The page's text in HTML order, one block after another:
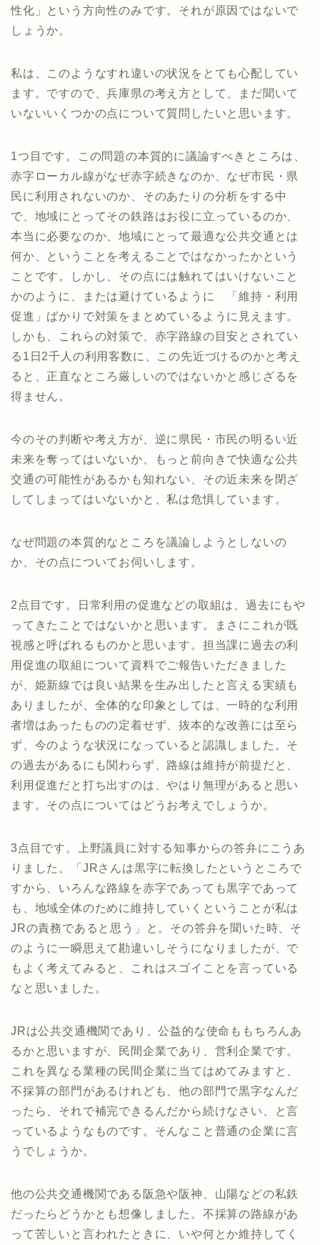
性化」という方向性のみです。それが原因ではないで
しょうか。
私は、このようなすれ違いの状況をとても心配してい
ます。ですので、兵庫県の考え方として、まだ聞いて
いないいくつかの点について質問したいと思います。
1つ目です。この問題の本質的に議論すべきところは、
赤字ローカル線がなぜ赤字続きなのか、なぜ市民・県
民に利用されないのか、そのあたりの分析をする中
で、地域にとってその鉄路はお役に立っているのか、
本当に必要なのか、地域にとって最適な公共交通とは
何か、ということを考えることではなかったかという
ことです。しかし、その点には触れてはいけないこと
かのように、または避けているように 「維持・利用
促進」ばかりで対策をまとめているように見えます。
しかも、これらの対策で、赤字路線の目安とされてい
る1日2千人の利用客数に、この先近づけるのかと考え
ると、正直なところ厳しいのではないかと感じざるを
得ません。
今のその判断や考え方が、逆に県民・市民の明るい近
未来を奪ってはいないか、もっと前向きで快適な公共
交通の可能性があるかも知れない、その近未来を閉ざ
してしまってはいないかと、私は危惧しています。
なぜ問題の本質的なところを議論しようとしないの
か、その点についてお伺いします。
2点目です。日常利用の促進などの取組は、過去にもや
ってきたことではないかと思います。まさにこれが既
視感と呼ばれるものかと思います。担当課に過去の利
用促進の取組について資料でご報告いただきました
が、姫新線では良い結果を生み出したと言える実績も
ありましたが、全体的な印象としては、一時的な利用
者増はあったものの定着せず、抜本的な改善には至ら
ず、今のような状況になっていると認識しました。そ
の過去があるにも関わらず、路線は維持が前提だと、
利用促進だと打ち出すのは、やはり無理があると思い
ます。その点についてはどうお考えでしょうか。
3点目です。上野議員に対する知事からの答弁にこうあ
りました。「JRさんは黒字に転換したというところで
すから、いろんな路線を赤字であっても黒字であって
も、地域全体のために維持していくということが私は
JRの責務であると思う」と。その答弁を聞いた時、そ
のように一瞬思えて勘違いしそうになりましたが、で
もよく考えてみると、これはスゴイことを言っている
なと思いました。
JRは公共交通機関であり、公益的な使命ももちろんあ
るかと思いますが、民間企業であり、営利企業です。
これを異なる業種の民間企業に当てはめてみますと、
不採算の部門があるけれども、他の部門で黒字なんだ
ったら、それで補完できるんだから続けなさい、と言
っているようなものです。そんなこと普通の企業に言
うでしょうか。
他の公共交通機関である阪急や阪神、山陽などの私鉄
だったらどうかとも想像しました。不採算の路線があ
って苦しいと言われたときに、いや何とか維持してく